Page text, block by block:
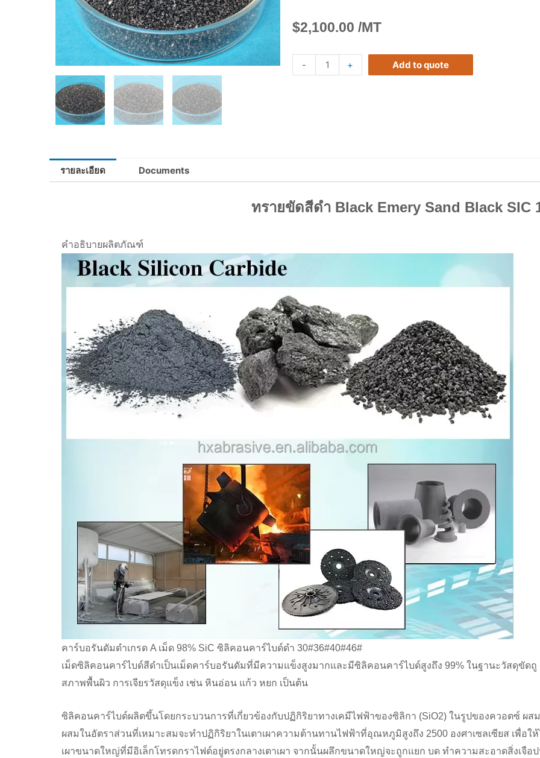
$2,100.00 /MT
- + Add to quote
รายละเอียด Documents
ทรายขัดสีดำ Black Emery Sand Black SIC
คำอธิบายผลิตภัณฑ์
คาร์บอรันดัมดำเกรด A เม็ด 98% SiC ซิลิคอนคาร์ไบด์ดำ 30#36#40#46#
เม็ดซิลิคอนคาร์ไบด์สีดำเป็นเม็ดคาร์บอรันดัมที่มีความแข็งสูงมากและมีซิลิคอนคาร์ไบด์สูงถึง 99% ในฐานะวัสดุขัด
สภาพพื้นผิว การเจียรวัสดุแข็ง เช่น หินอ่อน แก้ว หยก เป็นต้น
ซิลิคอนคาร์ไบด์ผลิตขึ้นโดยกระบวนการที่เกี่ยวข้องกับปฏิกิริยาทางเคมีไฟฟ้าของซิลิกา (SiO2) ในรูปของควอตซ์ ผ
ผสมในอัตราส่วนที่เหมาะสมจะทำปฏิกิริยาในเตาเผาความต้านทานไฟฟ้าที่อุณหภูมิสูงถึง 2500 องศาเซลเซียส เพื่อ
เผาขนาดใหญ่ที่มีอิเล็กโทรดกราไฟต์อยู่ตรงกลางเตาเผา จากนั้นผลึกขนาดใหญ่จะถูกแยก บด ทำความสะอาดสิ่งเจือ